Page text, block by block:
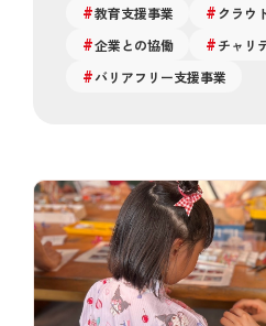
教育支援事業
クラウ
企業との協働
チャリ
バリアフリー支援事業